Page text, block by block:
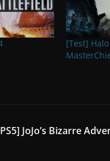
[Test]
JoJo’s Bizarre